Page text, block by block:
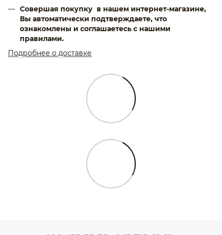
Совершая покупку в нашем интернет-магазине,
Вы автоматически подтверждаете, что
ознакомлены и соглашаетесь с нашими
правилами.
Подробнее о доставке